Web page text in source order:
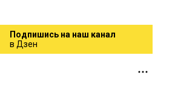
Подпишись на наш канал
в Дзен